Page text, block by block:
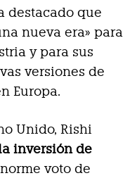
destacado que
nueva era» para
y para sus
versiones de
Europa.
Unido, Rishi
inversión de
voto de